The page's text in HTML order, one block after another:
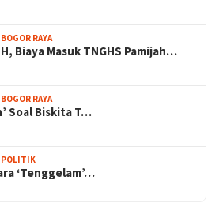
BOGOR RAYA
Biaya Masuk TNGHS Pamijah…
BOGOR RAYA
Soal Biskita T…
POLITIK
‘Tenggelam’…